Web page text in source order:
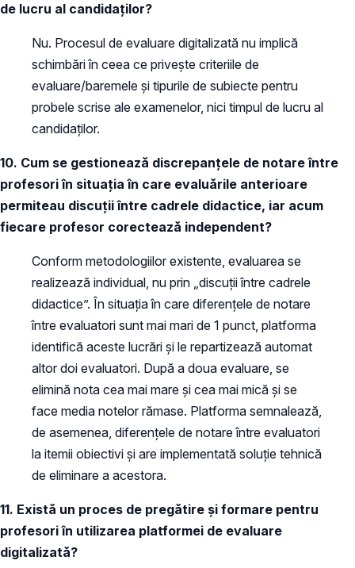
de lucru al candidaților?
Nu. Procesul de evaluare digitalizată nu implică
schimbări în ceea ce privește criteriile de
evaluare/baremele și tipurile de subiecte pentru
probele scrise ale examenelor, nici timpul de lucru al
candidaților.
10. Cum se gestionează discrepanțele de notare între
profesori în situația în care evaluările anterioare
permiteau discuții între cadrele didactice, iar acum
fiecare profesor corectează independent?
Conform metodologiilor existente, evaluarea se
realizează individual, nu prin „discuții între cadrele
didactice”. În situația în care diferențele de notare
între evaluatori sunt mai mari de 1 punct, platforma
identifică aceste lucrări și le repartizează automat
altor doi evaluatori. După a doua evaluare, se
elimină nota cea mai mare și cea mai mică și se
face media notelor rămase. Platforma semnalează,
de asemenea, diferențele de notare între evaluatori
la itemii obiectivi și are implementată soluție tehnică
de eliminare a acestora.
11. Există un proces de pregătire și formare pentru
profesori în utilizarea platformei de evaluare
digitalizată?